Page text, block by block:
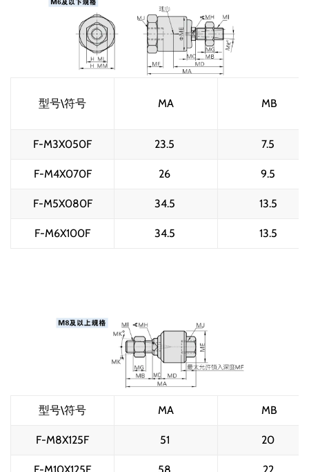
型号\符号 MA MB
F-M3X050F 23.5 7.5
F-M4X070F 26 9.5
F-M5X080F 34.5 13.5
F-M6X100F 34.5 13.5
型号\符号 MA MB
F-M8X125F 51 20